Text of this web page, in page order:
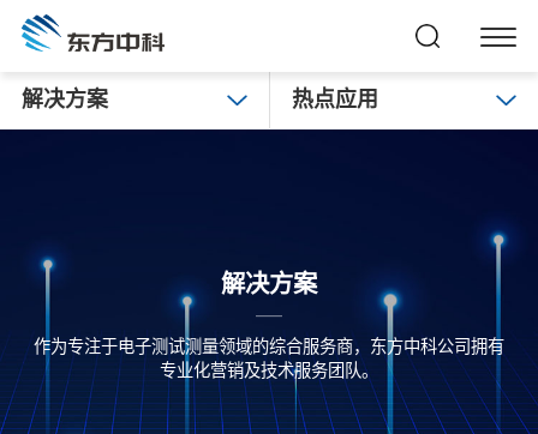
解决方案 热点应用
解决方案
作为专注于电子测试测量领域的综合服务商，东方中科公司拥有
专业化营销及技术服务团队。